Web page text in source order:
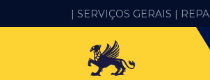
| SERVIÇOS GERAIS |